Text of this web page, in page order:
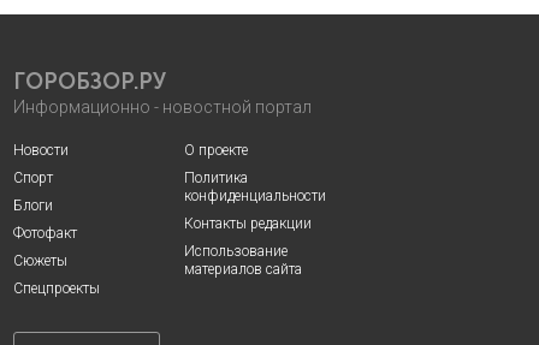
ГОРОБЗОР.РУ
Информационно - новостной портал
Новости
Спорт
Блоги
Фотофакт
Сюжеты
Спецпроекты
О проекте
Политика
конфиденциальности
Контакты редакции
Использование
материалов сайта